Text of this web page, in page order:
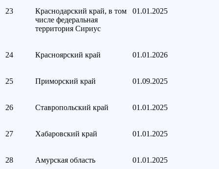
23
Краснодарский край, в том
числе федеральная
территория Сириус
01.01.2025
24 Красноярский край 01.01.2026
25 Приморский край 01.09.2025
26 Ставропольский край 01.01.2025
27 Хабаровский край 01.01.2025
28 Амурская область 01.01.2025